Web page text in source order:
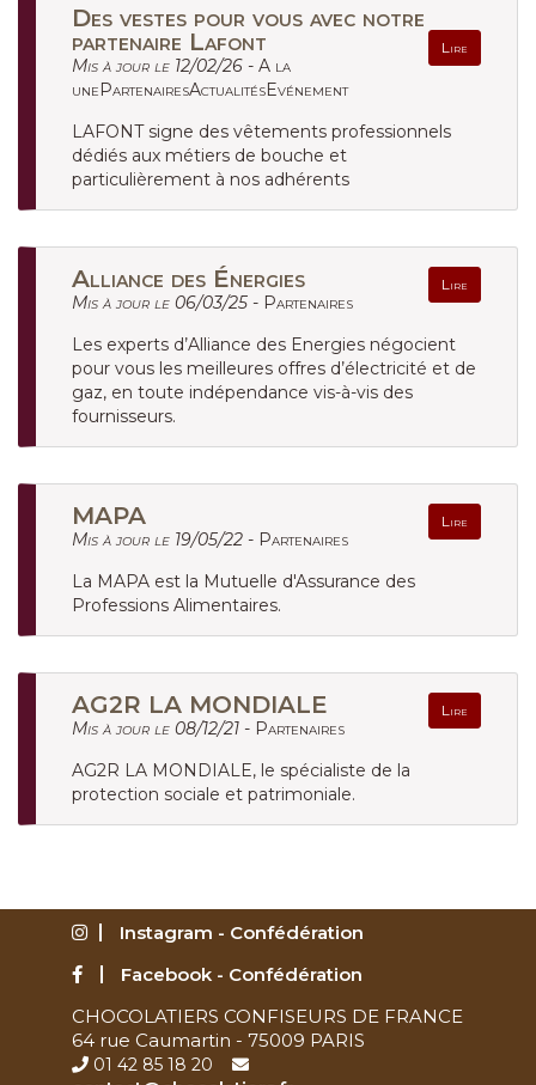
Des vestes pour vous avec notre
partenaire Lafont
Lire
Mis à jour le 12/02/26 - A la
unePartenairesActualitésEvénement
LAFONT signe des vêtements professionnels
dédiés aux métiers de bouche et
particulièrement à nos adhérents
Alliance des Énergies Lire
Mis à jour le 06/03/25 - Partenaires
Les experts d’Alliance des Energies négocient
pour vous les meilleures offres d’électricité et de
gaz, en toute indépendance vis-à-vis des
fournisseurs.
MAPA Lire
Mis à jour le 19/05/22 - Partenaires
La MAPA est la Mutuelle d'Assurance des
Professions Alimentaires.
AG2R LA MONDIALE Lire
Mis à jour le 08/12/21 - Partenaires
AG2R LA MONDIALE, le spécialiste de la
protection sociale et patrimoniale.
Instagram - Confédération
Facebook - Confédération
CHOCOLATIERS CONFISEURS DE FRANCE
64 rue Caumartin - 75009 PARIS
01 42 85 18 20